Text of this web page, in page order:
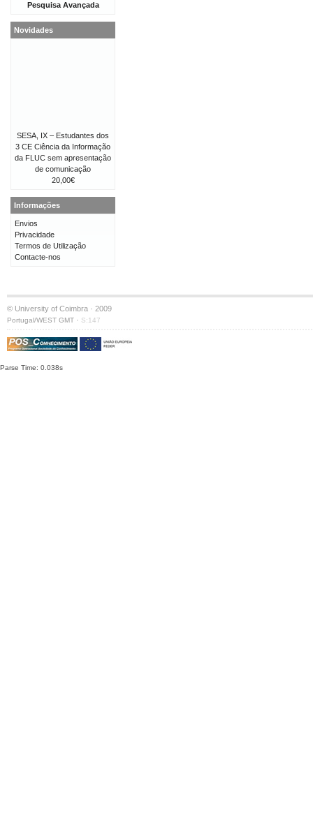
Pesquisa Avançada
Novidades
SESA, IX – Estudantes dos
3 CE Ciência da Informação
da FLUC sem apresentação
de comunicação
20,00€
Informações
Envios
Privacidade
Termos de Utilização
Contacte-nos
© University of Coimbra · 2009
Portugal/WEST GMT · S:147
Parse Time: 0.038s